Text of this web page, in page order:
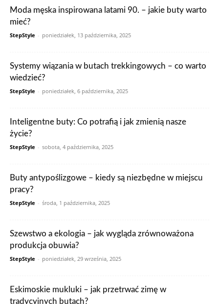
Moda męska inspirowana latami 90. – jakie buty warto
mieć?
StepStyle - poniedziałek, 13 października, 2025
Systemy wiązania w butach trekkingowych – co warto
wiedzieć?
StepStyle - poniedziałek, 6 października, 2025
Inteligentne buty: Co potrafią i jak zmienią nasze
życie?
StepStyle - sobota, 4 października, 2025
Buty antypoślizgowe – kiedy są niezbędne w miejscu
pracy?
StepStyle - środa, 1 października, 2025
Szewstwo a ekologia – jak wygląda zrównoważona
produkcja obuwia?
StepStyle - poniedziałek, 29 września, 2025
Eskimoskie mukluki – jak przetrwać zimę w
tradycyjnych butach?